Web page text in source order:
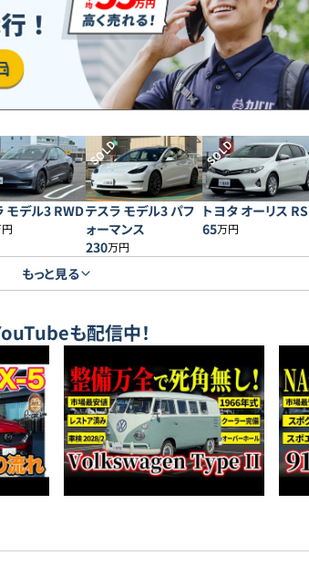
モデル3 RWD
SOLD
テスラ モデル3 パフ
ォーマンス
230万円
SOLD
トヨタ オーリス RS
65万円
もっと見る
も配信中！